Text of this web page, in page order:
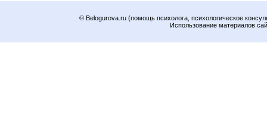
© Belogurova.ru (помощь психолога, психологическое
Использование материалов